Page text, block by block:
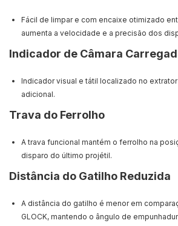
Fácil de limpar e com encaixe otimizado
aumenta a velocidade e a precisão dos
Indicador de Câmara
Indicador visual e tátil localizado no
adicional.
Trava do Ferrolho
A trava funcional mantém o ferrolho na
disparo do último projétil.
Distância do Gatilho Reduzida
A distância do gatilho é menor em
GLOCK, mantendo o ângulo de